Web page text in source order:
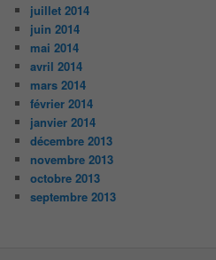
juillet 2014
juin 2014
mai 2014
avril 2014
mars 2014
février 2014
janvier 2014
décembre 2013
novembre 2013
octobre 2013
septembre 2013